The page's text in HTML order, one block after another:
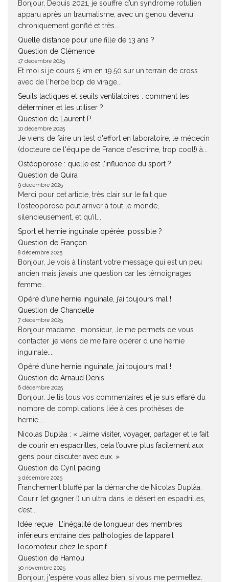
Bonjour, Depuis 2021, je souffre d’un syndrome rotulien
apparu après un traumatisme, avec un genou devenu
chroniquement gonflé et très...
Quelle distance pour une fille de 13 ans ?
Question de Clémence
17 décembre 2025
Et moi si je cours 5 km en 19.50 sur un terrain de cross
avec de l'herbe bcp de virage...
Seuils lactiques et seuils ventilatoires : comment les
déterminer et les utiliser ?
Question de Laurent P.
10 décembre 2025
Je viens de faire un test d'effort en laboratoire, le médecin
(docteure de l'équipe de France d'escrime, trop cool!) à...
Ostéoporose : quelle est l’influence du sport ?
Question de Quira
9 décembre 2025
Merci pour cet article, très clair sur le fait que
l’ostéoporose peut arriver à tout le monde,
silencieusement, et qu’il...
Sport et hernie inguinale opérée, possible ?
Question de Françon
8 décembre 2025
Bonjour, Je vois à l’instant votre message qui est un peu
ancien mais j’avais une question car les témoignages
femme...
Opéré d’une hernie inguinale, j’ai toujours mal !
Question de Chandelle
7 décembre 2025
Bonjour madame , monsieur, Je me permets de vous
contacter ,je viens de me faire opérer d une hernie
inguinale....
Opéré d’une hernie inguinale, j’ai toujours mal !
Question de Arnaud Denis
6 décembre 2025
Bonjour. Je lis tous vos commentaires et je suis effaré du
nombre de complications liée à ces prothèses de
hernie....
Nicolas Duplàa : « J’aime visiter, voyager, partager et le fait
de courir en espadrilles, cela t’ouvre plus facilement aux
gens pour discuter avec eux. »
Question de Cyril pacing
3 décembre 2025
Franchement bluffé par la démarche de Nicolas Duplàa.
Courir (et gagner !) un ultra dans le désert en espadrilles,
c’est...
Idée reçue : L’inégalité de longueur des membres
inférieurs entraine des pathologies de l’appareil
locomoteur chez le sportif
Question de Hamou
30 novembre 2025
Bonjour, j'espère vous allez bien. si vous me permettez.